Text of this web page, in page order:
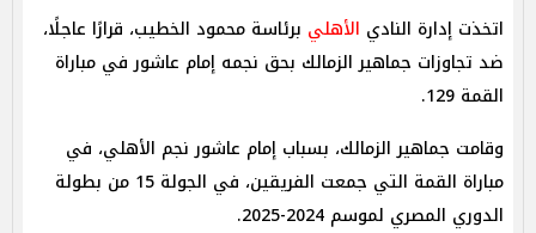
اتخذت إدارة النادي الأهلي برئاسة محمود الخطيب، قرارًا عاجلًا،
ضد تجاوزات جماهير الزمالك بحق نجمه إمام عاشور في مباراة
القمة 129.
وقامت جماهير الزمالك، بسباب إمام عاشور نجم الأهلي، في
مباراة القمة التي جمعت الفريقين، في الجولة 15 من بطولة
الدوري المصري لموسم 2024-2025.